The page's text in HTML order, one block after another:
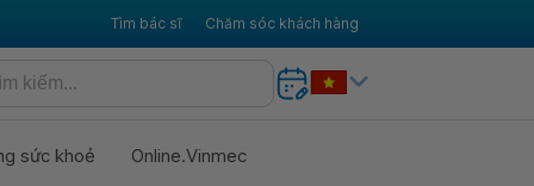
Tìm bác sĩ Chăm sóc khách hàng
sức khoẻ Online.Vinmec